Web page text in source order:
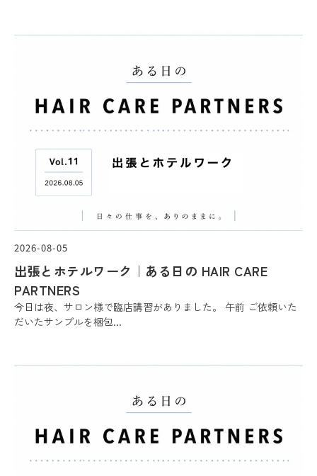
2026-08-05
出張とホテルワーク｜ある日の HAIR CARE
PARTNERS
今日は夜、サロン様で臨店講習がありました。 午前 ご依頼いた
だいたサンプルを梱包...